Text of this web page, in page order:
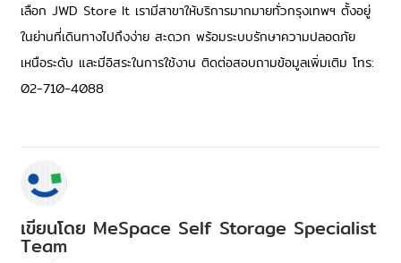
เลือก JWD Store It เรามีสาขาให้บริการมากมายทั่วกรุงเทพฯ ตั้งอยู่
ในย่านที่เดินทางไปถึงง่าย สะดวก พร้อมระบบรักษาความปลอดภัย
เหนือระดับ และมีอิสระในการใช้งาน ติดต่อสอบถามข้อมูลเพิ่มเติม โทร:
02-710-4088
เขียนโดย MeSpace Self Storage Specialist
Team